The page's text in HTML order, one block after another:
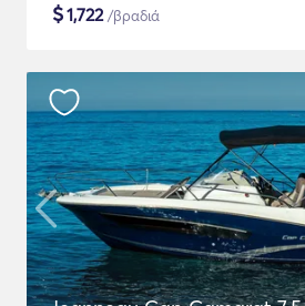
$1,722/βραδιά